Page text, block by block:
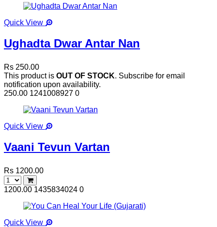
Quick View
Ughadta Dwar Antar Nan
Rs 250.00
This product is OUT OF STOCK. Subscribe for email
notification upon availability.
250.00 1241008927 0
Quick View
Vaani Tevun Vartan
Rs 1200.00
1200.00 1435834024 0
Quick View